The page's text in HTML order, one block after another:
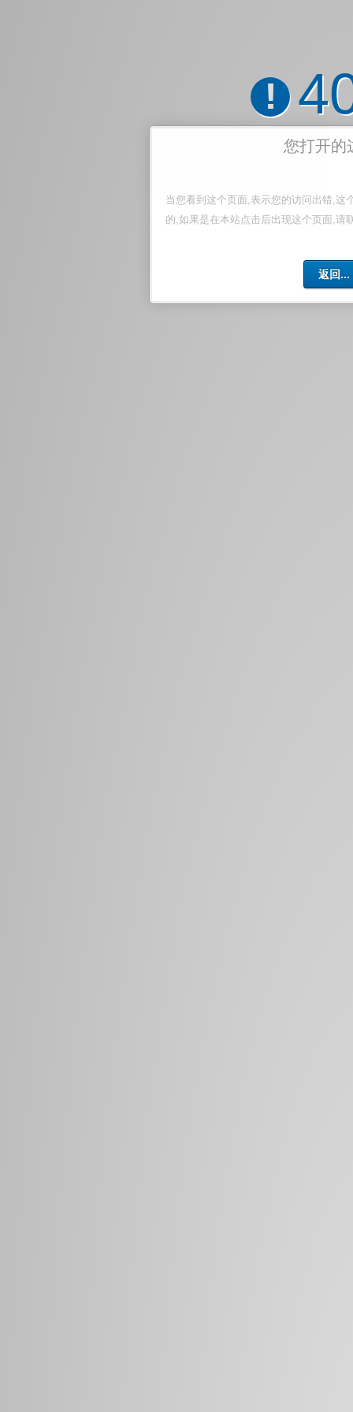
!
您打开的
当您看到这个页面,表示您的访问出错,这
的,如果是在本站点击后出现这个页面,请
返回...